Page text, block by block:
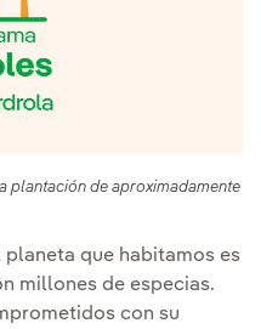
plantación de aproximadamente
que habitamos es
millones de especias.
con su